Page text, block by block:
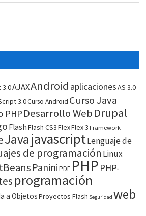
3.0AJAXAndroid aplicacionesAS 3.0
3.0Curso Android Curso Java
PHP Desarrollo WebDrupal
FlashFlash CS3FlexFlex 3 Framework
JavajavascriptLenguaje de
de programación Linux
Panini PDF PHP PHP-
programación
a ObjetosProyectos Flash Seguridad web